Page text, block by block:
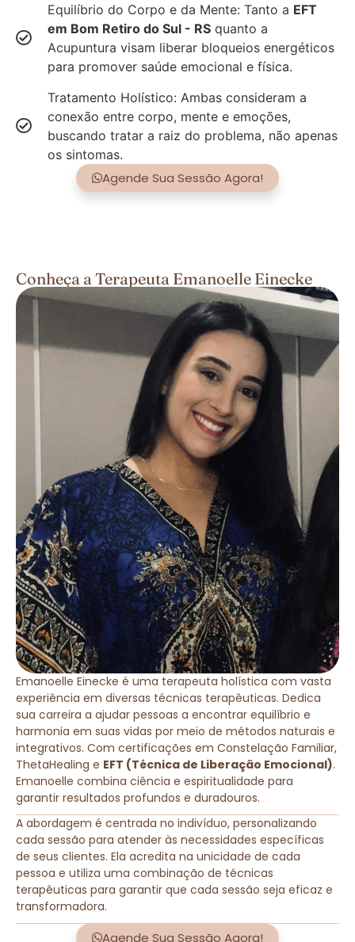
Equilíbrio do Corpo e da Mente: Tanto a EFT
em Bom Retiro do Sul - RS quanto a
Acupuntura visam liberar bloqueios energéticos
para promover saúde emocional e física.
Tratamento Holístico: Ambas consideram a
conexão entre corpo, mente e emoções,
buscando tratar a raiz do problema, não apenas
os sintomas.
Agende Sua Sessão Agora!
Conheça a Terapeuta Emanoelle Einecke
Emanoelle Einecke é uma terapeuta holística com vasta
experiência em diversas técnicas terapêuticas. Dedica
sua carreira a ajudar pessoas a encontrar equilíbrio e
harmonia em suas vidas por meio de métodos naturais e
integrativos. Com certificações em Constelação Familiar,
ThetaHealing e EFT (Técnica de Liberação Emocional).
Emanoelle combina ciência e espiritualidade para
garantir resultados profundos e duradouros.
A abordagem é centrada no indivíduo, personalizando
cada sessão para atender às necessidades específicas
de seus clientes. Ela acredita na unicidade de cada
pessoa e utiliza uma combinação de técnicas
terapêuticas para garantir que cada sessão seja eficaz e
transformadora.
Agende Sua Sessão Agora!